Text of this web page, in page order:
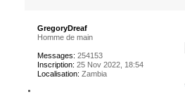
GregoryDreaf
Homme de main
Messages: 254153
Inscription: 25 Nov 2022, 18:54
Localisation: Zambia